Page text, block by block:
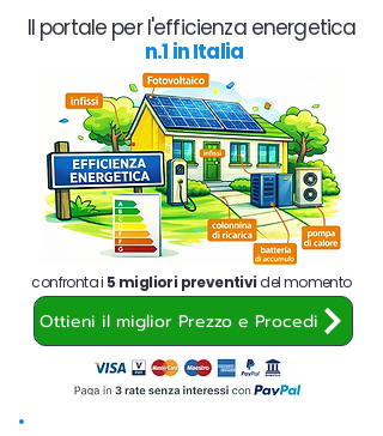
Il portale per l'efficienza energetica
n.1 in Italia
confronta i 5 migliori preventividel momento
Ottieni il miglior Prezzo e Procedi